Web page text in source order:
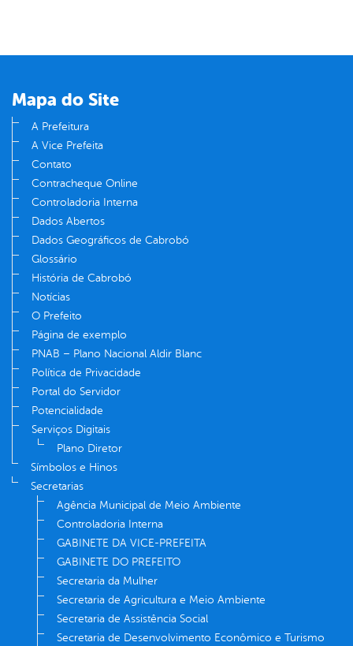
Mapa do Site
A Prefeitura
A Vice Prefeita
Contato
Contracheque Online
Controladoria Interna
Dados Abertos
Dados Geográficos de Cabrobó
Glossário
História de Cabrobó
Notícias
O Prefeito
Página de exemplo
PNAB – Plano Nacional Aldir Blanc
Política de Privacidade
Portal do Servidor
Potencialidade
Serviços Digitais
Plano Diretor
Símbolos e Hinos
Secretarias
Agência Municipal de Meio Ambiente
Controladoria Interna
GABINETE DA VICE-PREFEITA
GABINETE DO PREFEITO
Secretaria da Mulher
Secretaria de Agricultura e Meio Ambiente
Secretaria de Assistência Social
Secretaria de Desenvolvimento Econômico e Turismo